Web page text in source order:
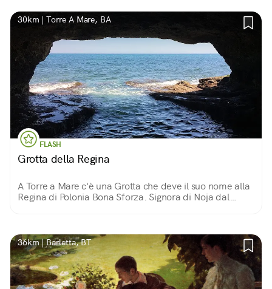
30km | Torre A Mare, BA
FLASH
Grotta della Regina
A Torre a Mare c'è una Grotta che deve il suo nome alla
Regina di Polonia Bona Sforza. Signora di Noja dal
36km | Barletta, BT